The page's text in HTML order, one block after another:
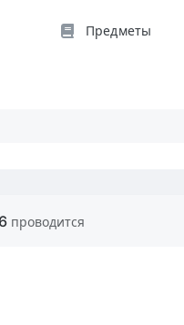
Предметы
проводится